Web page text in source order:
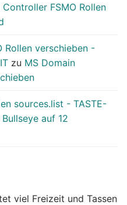
Controller FSMO Rollen
Rollen verschieben -
zu MS Domain
sources.list - TASTE-
auf 12
viel Freizeit und Tassen